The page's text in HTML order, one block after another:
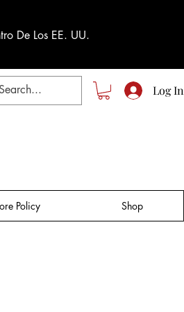
De Los EE. UU.
Log In
Policy Shop